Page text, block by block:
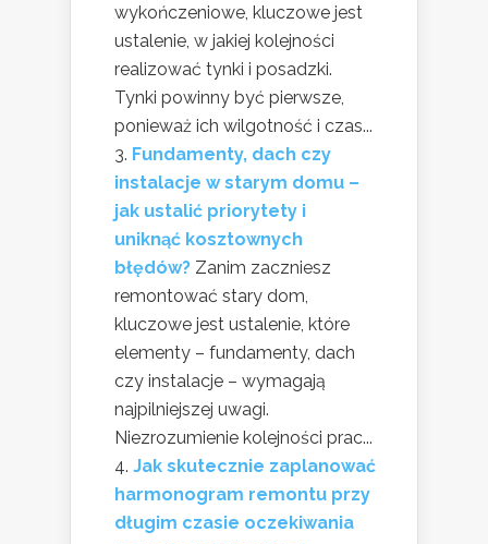
wykończeniowe, kluczowe jest
ustalenie, w jakiej kolejności
realizować tynki i posadzki.
Tynki powinny być pierwsze,
ponieważ ich wilgotność i czas...
Fundamenty, dach czy
instalacje w starym domu –
jak ustalić priorytety i
uniknąć kosztownych
błędów? Zanim zaczniesz
remontować stary dom,
kluczowe jest ustalenie, które
elementy – fundamenty, dach
czy instalacje – wymagają
najpilniejszej uwagi.
Niezrozumienie kolejności prac...
Jak skutecznie zaplanować
harmonogram remontu przy
długim czasie oczekiwania